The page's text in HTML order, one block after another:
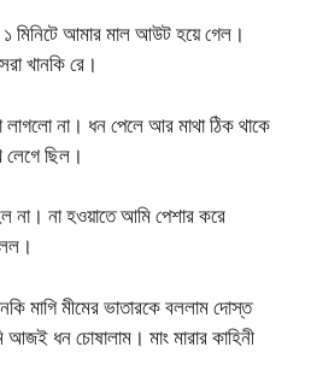
১ মিনিটে আমার মাল আউট হয়ে গেল।
খানকি রে।
না। ধন পেলে আর মাথা ঠিক থাকে
ছিল।
না। না হওয়াতে আমি পেশার করে
মাগি মীমের ভাতারকে বললাম দোস্ত
ধন চোষালাম। মাং মারার কাহিনী